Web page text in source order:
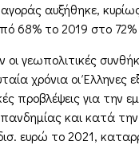
αυξήθηκε,
το 2019 στο 72%
γεωπολιτικές
χρόνια οι Έλληνες
προβλέψεις για
και κατά
ευρώ το 2021,